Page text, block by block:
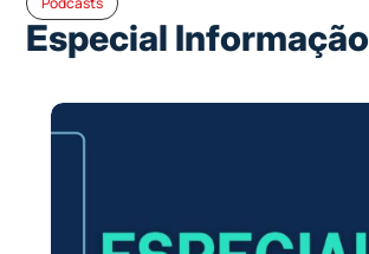
Especial Informação